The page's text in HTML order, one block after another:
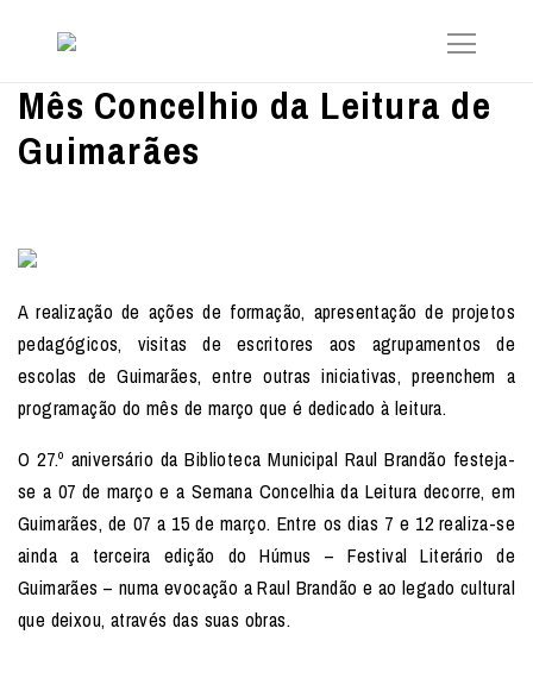
Mês Concelhio da Leitura de
Guimarães
A realização de ações de formação, apresentação de projetos
pedagógicos, visitas de escritores aos agrupamentos de
escolas de Guimarães, entre outras iniciativas, preenchem a
programação do mês de março que é dedicado à leitura.
O 27.º aniversário da Biblioteca Municipal Raul Brandão festeja-
se a 07 de março e a Semana Concelhia da Leitura decorre, em
Guimarães, de 07 a 15 de março. Entre os dias 7 e 12 realiza-se
ainda a terceira edição do Húmus – Festival Literário de
Guimarães – numa evocação a Raul Brandão e ao legado cultural
que deixou, através das suas obras.